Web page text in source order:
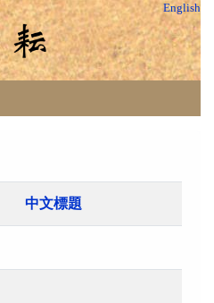
English
中文標題